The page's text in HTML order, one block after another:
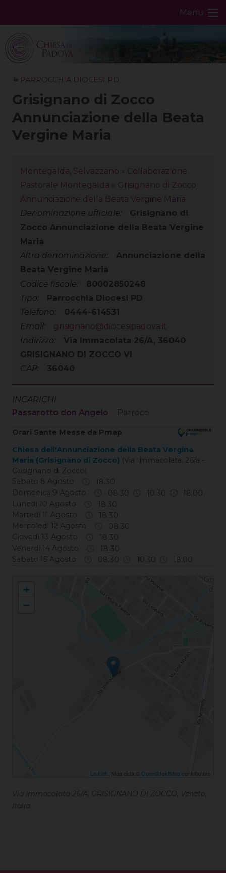
Menu
PARROCCHIA DIOCESI PD
Grisignano di Zocco
Annunciazione della Beata
Vergine Maria
Montegalda, Selvazzano
Collaborazione
Pastorale Montegalda
Grisignano di Zocco
Annunciazione della Beata Vergine Maria
Denominazione ufficiale:
Grisignano di
Zocco Annunciazione della Beata Vergine
Maria
Altra denominazione:
Annunciazione della
Beata Vergine Maria
Codice fiscale:
80002850248
Tipo:
Parrocchia Diocesi PD
Telefono:
0444-614531
Email:
grisignano@diocesipadova.it
Indirizzo:
Via Immacolata 26/A, 36040
GRISIGNANO DI ZOCCO VI
CAP:
36040
INCARICHI
Passarotto don Angelo
: Parroco
Orari Sante Messe da Pmap
Chiesa dell'Annunciazione della Beata Vergine
Maria (Grisignano di Zocco) (Via Immacolata, 26/a -
Grisignano di Zocco)
Sabato 8 Agosto
18.30
Domenica 9 Agosto
08.30 10.30
18.00
Lunedì 10 Agosto
18.30
Martedì 11 Agosto
18.30
Mercoledì 12 Agosto
08.30
Giovedì 13 Agosto
18.30
Venerdì 14 Agosto
18.30
Sabato 15 Agosto
08.30 10.30 18.00
Grisignano di Zocco Annunciazione della Beata Vergine Maria
+
−
Leaflet | Map data © OpenStreetMap contributors
Via Immacolata 26/A, GRISIGNANO DI ZOCCO, Veneto,
Italia